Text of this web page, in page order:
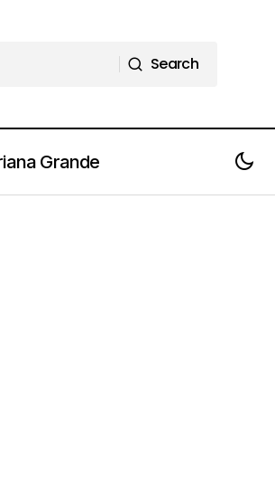
Search
Grande